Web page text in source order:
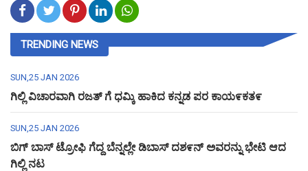
TRENDING NEWS
SUN,25 JAN 2026
ಗಿಲ್ಲಿ ವಿಚಾರವಾಗಿ ರಜತ್ ಗೆ ಧಮ್ಕಿ ಹಾಕಿದ ಕನ್ನಡ ಪರ ಕಾಯ೯ಕತ೯
SUN,25 JAN 2026
ಬಿಗ್ ಬಾಸ್ ಟ್ರೋಫಿ ಗೆದ್ದ ಬೆನ್ನಲ್ಲೇ ಡಿಬಾಸ್ ದಶ೯ನ್ ಅವರನ್ನು ಭೇಟಿ ಆದ
ಗಿಲ್ಲಿ ನಟ